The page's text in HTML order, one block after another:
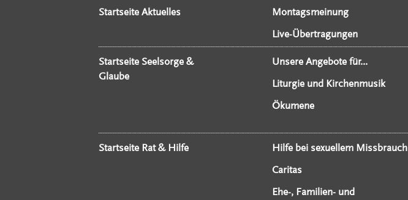
Startseite Aktuelles Montagsmeinung
Live-Übertragungen
Startseite Seelsorge &
Glaube
Unsere Angebote für...
Liturgie und Kirchenmusik
Ökumene
Startseite Rat & Hilfe Hilfe bei sexuellem Missbrauch
Caritas
Ehe-, Familien- und